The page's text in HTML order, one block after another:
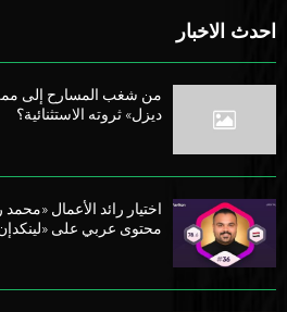
احدث الاخبار
من شغب المسارح إلى
ديزل» ثروته الاستثنائية؟
محتوى عربي على